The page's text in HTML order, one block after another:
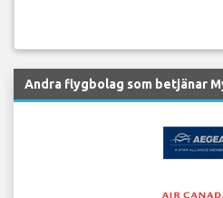
Andra flygbolag som betjänar